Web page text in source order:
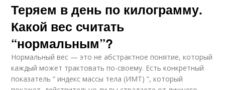
Теряем в день по килограмму.
Какой вес считать
“нормальным”?
Нормальный вес — это не абстрактное понятие, который
каждый может трактовать по-своему. Есть конкретный
показатель “ индекс массы тела (ИМТ) ”, который